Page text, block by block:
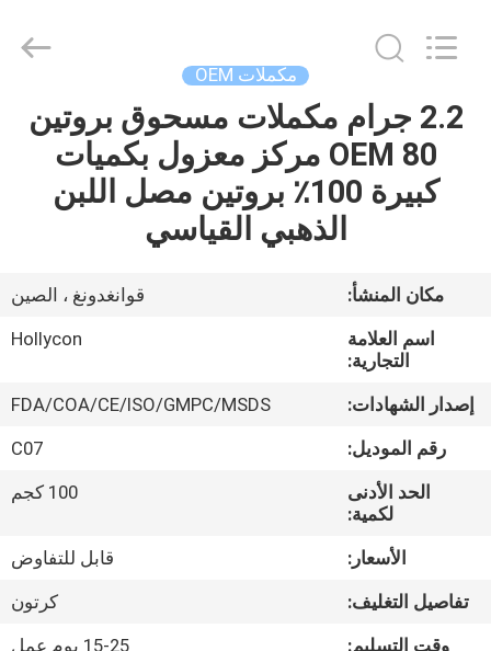
منزل
المنتجات
فيديو
بنا
جولة
المعمل
ضبط
مكملات OEM
2.2 جرام مكملات مسحوق بروتين
OEM 80 مركز معزول بكميات
كبيرة 100٪ بروتين مصل اللبن
الذهبي القياسي
مكان المنشأ:
قوانغدونغ ، الصين
اسم العلامة
التجارية:
Hollycon
إصدار الشهادات:
FDA/COA/CE/ISO/GMPC/MSDS
رقم الموديل:
C07
الحد الأدنى
لكمية:
100 كجم
الأسعار:
قابل للتفاوض
تفاصيل التغليف:
كرتون
وقت التسليم:
15-25 يوم عمل